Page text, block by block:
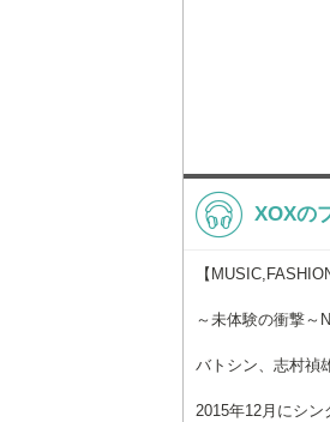
XOXの
【
～未体験の衝撃～
バトシン、志村禎
2015年12月にシ